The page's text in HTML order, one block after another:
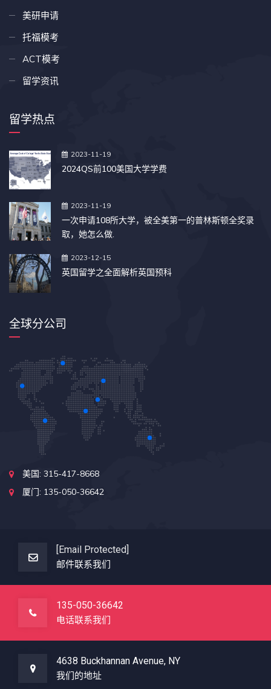
美研申请
托福模考
ACT模考
留学资讯
留学热点
2023-11-19
2024QS前100美国大学学费
2023-11-19
一次申请108所大学，被全美第一的普林斯顿全奖录
取，她怎么做.
2023-12-15
英国留学之全面解析英国预科
全球分公司
美国: 315-417-8668
厦门: 135-050-36642
[email Protected]
邮件联系我们
135-050-36642
电话联系我们
4638 Buckhannan Avenue, NY
我们的地址